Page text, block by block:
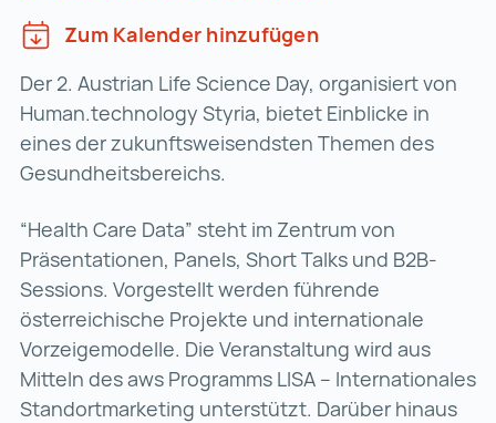
Zum Kalender hinzufügen
Der 2. Austrian Life Science Day, organisiert von
Human.technology Styria, bietet Einblicke in
eines der zukunftsweisendsten Themen des
Gesundheitsbereichs.
“Health Care Data” steht im Zentrum von
Präsentationen, Panels, Short Talks und B2B-
Sessions. Vorgestellt werden führende
österreichische Projekte und internationale
Vorzeigemodelle. Die Veranstaltung wird aus
Mitteln des aws Programms LISA – Internationales
Standortmarketing unterstützt. Darüber hinaus